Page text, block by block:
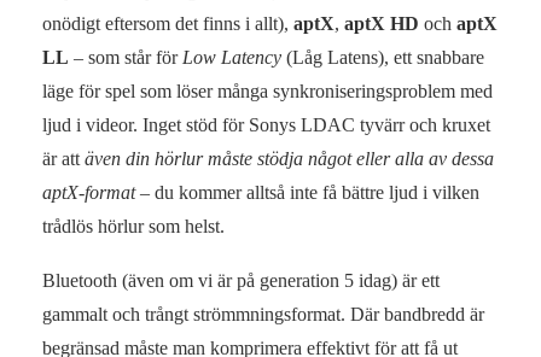
onödigt eftersom det finns i allt), aptX, aptX HD och aptX
LL – som står för Low Latency (Låg Latens), ett snabbare
läge för spel som löser många synkroniseringsproblem med
ljud i videor. Inget stöd för Sonys LDAC tyvärr och kruxet
är att även din hörlur måste stödja något eller alla av dessa
aptX-format– du kommer alltså inte få bättre ljud i vilken
trådlös hörlur som helst.
Bluetooth (även om vi är på generation 5 idag) är ett
gammalt och trångt strömmningsformat. Där bandbredd är
begränsad måste man komprimera effektivt för att få ut